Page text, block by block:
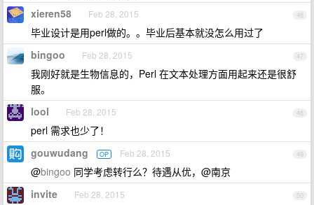
46
xieren58 Feb 28, 2015
毕业设计是用perl做的。。毕业后基本就没怎么用过了
47
bingoo Feb 28, 2015
我刚好就是生物信息的，Perl 在文本处理方面用起来还是很舒
服。
48
lool Feb 28, 2015
perl 需求也少了！
49
gouwudang OP Feb 28, 2015
@bingoo 同学考虑转行么？待遇从优，@南京
50
invite Feb 28, 2015